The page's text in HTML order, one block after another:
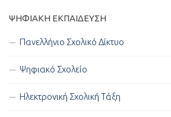
ΨΗΦΙΑΚΉ ΕΚΠΑΊΔΕΥΣΗ
Πανελλήνιο Σχολικό Δίκτυο
Ψηφιακό Σχολείο
Ηλεκτρονική Σχολική Τάξη